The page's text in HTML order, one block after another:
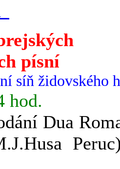
písní
síň židovského
hod.
Dua